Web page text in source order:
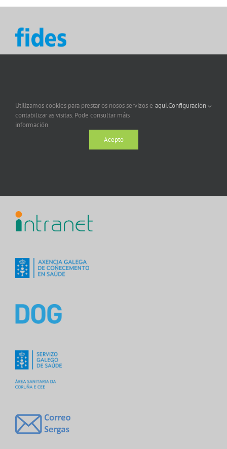
Utilizamos cookies para prestar os nosos servizos e
contabilizar as visitas. Pode consultar máis
información
aquí.Configuración
Acepto